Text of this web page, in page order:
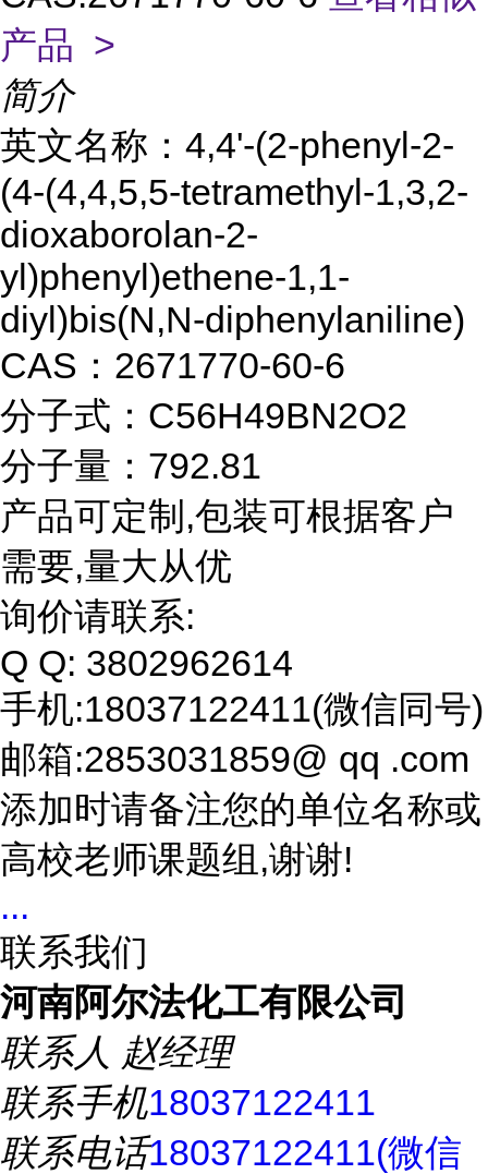
产品 >
简介
英文名称：4,4'-(2-phenyl-2-
(4-(4,4,5,5-tetramethyl-1,3,2-
dioxaborolan-2-
yl)phenyl)ethene-1,1-
diyl)bis(N,N-diphenylaniline)
CAS：2671770-60-6
分子式：C56H49BN2O2
分子量： 792.81
产品可定制,包装可根据客户
需要,量大从优
询价请联系:
Q Q: 3802962614
手机:18037122411(微信同号)
邮箱:2853031859@ qq .com
添加时请备注您的单位名称或
高校老师课题组,谢谢!
...
联系我们
河南阿尔法化工有限公司
联系人 赵经理
联系手机18037122411
联系电话18037122411(微信